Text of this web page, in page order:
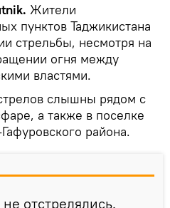
Жители
пунктов Таджикистана
стрельбы, несмотря на
огня между
властями.
слышны рядом с
а также в поселке
района.
отстрелялись.